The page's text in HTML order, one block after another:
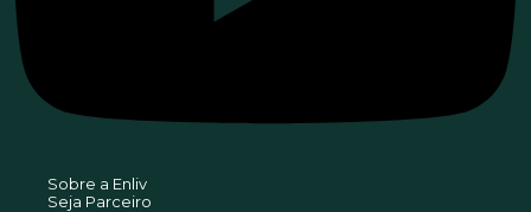
Sobre a Enliv
Seja Parceiro